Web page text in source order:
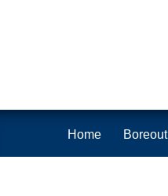
Home Boreout